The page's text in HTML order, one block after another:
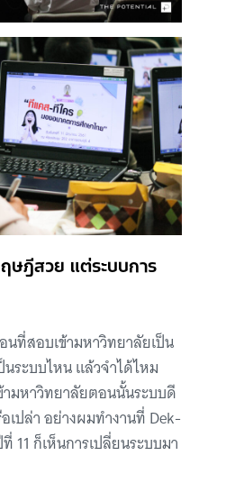
ษฎีสวย แต่ระบบการ
นที่สอบเข้ามหาวิทยาลัยเป็น
นระบบไหน แล้วจำได้ไหม
ามหาวิทยาลัยตอนนั้นระบบดี
เปล่า อย่างผมทำงานที่ Dek-
11 ก็เห็นการเปลี่ยนระบบมา